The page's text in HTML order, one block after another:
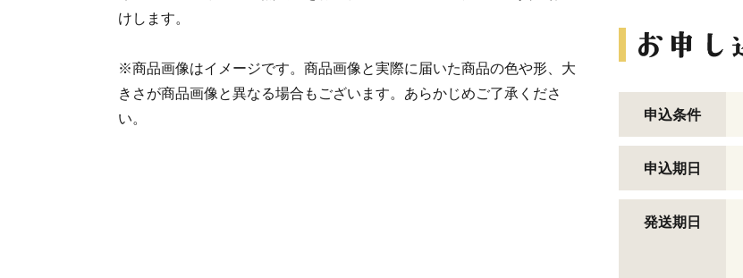
けします。
※商品画像はイメージです。商品画像と実際に届いた商品の色や形、大
きさが商品画像と異なる場合もございます。あらかじめご了承くださ
い。
申込条件
申込期日
発送期日